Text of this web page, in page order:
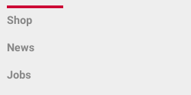
Shop
News
Jobs